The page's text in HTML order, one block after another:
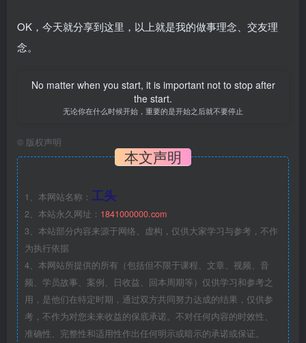
OK，今天就分享到这里，以上就是我的做事理念、交友理
念。
No matter when you start, it is important not to stop after
the start.
无论你在什么时候开始，重要的是开始之后就不要停止
© 版权声明
本文声明
1、本网站名称： 工头
2、本站永久网址： 1841000000.com
3、本站部分内容来源于网络、虚构，仅供大家学习与参考，不作
为执行依据
4、本网站所提供的所有（包括但不限于课程、文章、视频、音
频、学员故事、案例、日收益、回本周期等）仅供学习和参考之
用，是他们在特定时期，通过双方共同努力达成的结果，仅供参
考，不作为对您未来收益的保底承诺。不对任何内容的时效性、
准确性、完整性和适用性作出任何明示或暗示的承诺或保证。